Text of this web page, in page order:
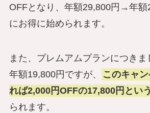
OFFとなり、年額29,800円→年額
にお得に始められます。
また、プレムアムプランにつき
年額19,800円ですが、
このキャ
れば2,000円OFFの17,800円とい
られます。